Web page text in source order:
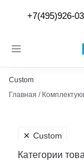
+7(495)926-
Toggle
Custom
Главная /
Custom
Категории